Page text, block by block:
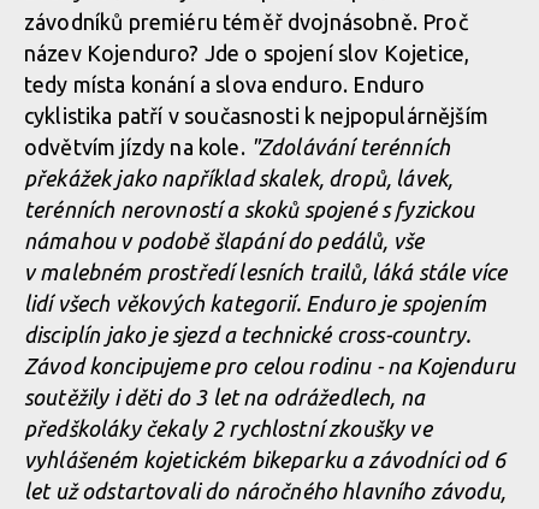
Kojenduro - horská cyklistika v Polabí? Zájem o závod předčil
očekávání!
Kojenduro - horská cyklistika v Polabí? Zájem o závod předčil
očekávání!
Kojenduro - horská cyklistika v Polabí? Zájem o závod předčil
očekávání!
závodníků premiéru téměř dvojnásobně. Proč
název Kojenduro? Jde o spojení slov Kojetice,
tedy místa konání a slova enduro. Enduro
cyklistika patří v současnosti k nejpopulárnějším
odvětvím jízdy na kole. "Zdolávání terénních
překážek jako například skalek, dropů, lávek,
terénních nerovností a skoků spojené s fyzickou
námahou v podobě šlapání do pedálů, vše
v malebném prostředí lesních trailů, láká stále více
lidí všech věkových kategorií. Enduro je spojením
disciplín jako je sjezd a technické cross-country.
Závod koncipujeme pro celou rodinu - na Kojenduru
soutěžily i děti do 3 let na odrážedlech, na
předškoláky čekaly 2 rychlostní zkoušky ve
vyhlášeném kojetickém bikeparku a závodníci od 6
let už odstartovali do náročného hlavního závodu,